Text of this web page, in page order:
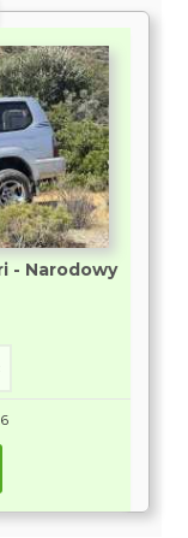
- Narodowy